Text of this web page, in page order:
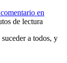
en
de lectura
a todos, y